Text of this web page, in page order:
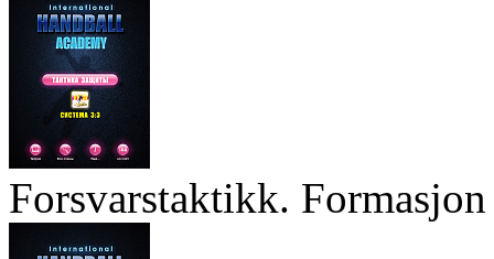
Forsvarstaktikk.